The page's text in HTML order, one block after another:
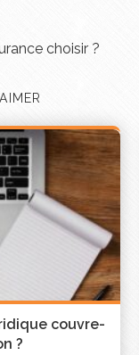
choisir ?
couvre-
?